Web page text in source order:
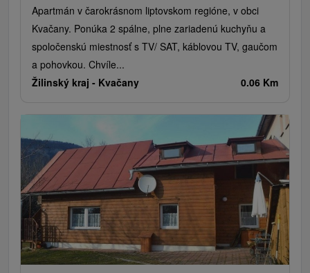
Apartmán v čarokrásnom liptovskom regióne, v obci
Kvačany. Ponúka 2 spálne, plne zariadenú kuchyňu a
spoločenskú miestnosť s TV/ SAT, káblovou TV, gaučom
a pohovkou. Chvíle...
Žilinský kraj - Kvačany 0.06 Km